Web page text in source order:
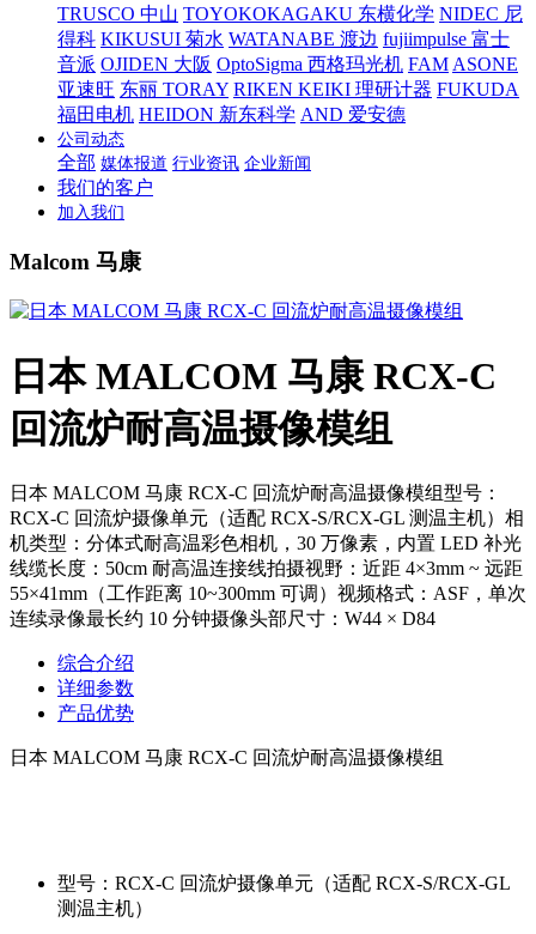
TRUSCO 中山 TOYOKOKAGAKU 东横化学 NIDEC 尼
得科 KIKUSUI 菊水 WATANABE 渡边 fujiimpulse 富士
音派 OJIDEN 大阪 OptoSigma 西格玛光机 FAM ASONE
亚速旺 东丽 TORAY RIKEN KEIKI 理研计器 FUKUDA
福田电机 HEIDON 新东科学 AND 爱安德
公司动态
全部 媒体报道 行业资讯 企业新闻
我们的客户
加入我们
Malcom 马康
日本 MALCOM 马康 RCX-C
回流炉耐高温摄像模组
日本 MALCOM 马康 RCX-C 回流炉耐高温摄像模组型号：
RCX-C 回流炉摄像单元（适配 RCX-S/RCX-GL 测温主机）相
机类型：分体式耐高温彩色相机，30 万像素，内置 LED 补光
线缆长度：50cm 耐高温连接线拍摄视野：近距 4×3mm ~ 远距
55×41mm（工作距离 10~300mm 可调）视频格式：ASF，单次
连续录像最长约 10 分钟摄像头部尺寸：W44 × D84
综合介绍
详细参数
产品优势
日本 MALCOM 马康 RCX-C 回流炉耐高温摄像模组
型号：RCX-C 回流炉摄像单元（适配 RCX-S/RCX-GL
测温主机）